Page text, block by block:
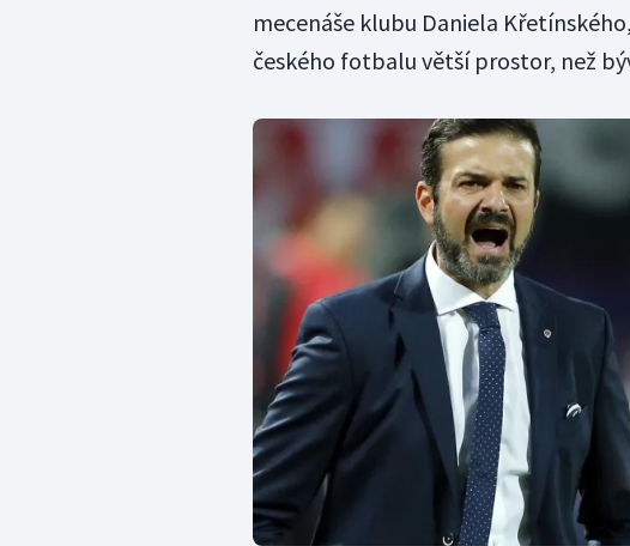
mecenáše klubu Daniela
českého fotbalu větší prostor, než